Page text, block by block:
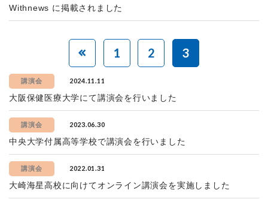
Withnews に掲載されました
1 2 3
講演会 2024.11.11
大阪保健医療大学にて講演会を行いました
講演会 2023.06.30
中央大学付属高等学校で講演会を行いました
講演会 2022.01.31
大崎海星高校に向けてオンライン講演会を実施しました